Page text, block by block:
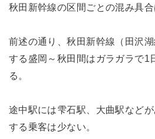
秋田新幹線の区間ごとの混み具合
前述の通り、秋田新幹線（田沢
する盛岡～秋田間はガラガラで1
る。
途中駅には雫石駅、大曲駅など
する乗客は少ない。